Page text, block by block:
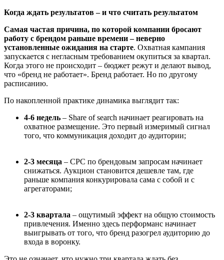
Когда ждать результатов – и что считать результатом
Самая частая причина, по которой компании бросают
работу с брендом раньше времени – неверно
установленные ожидания на старте. Охватная кампания
запускается с негласным требованием окупиться за квартал.
Когда этого не происходит – бюджет режут и делают вывод,
что «бренд не работает». Бренд работает. Но по другому
расписанию.
По накопленной практике динамика выглядит так:
4-6 недель – Share of search начинает реагировать на
охватное размещение. Это первый измеримый сигнал
того, что коммуникация доходит до аудитории;
2-3 месяца – CPC по брендовым запросам начинает
снижаться. Аукцион становится дешевле там, где
раньше компания конкурировала сама с собой и с
агрегаторами;
2-3 квартала – ощутимый эффект на общую стоимость
привлечения. Именно здесь перформанс начинает
выигрывать от того, что бренд разогрел аудиторию до
входа в воронку.